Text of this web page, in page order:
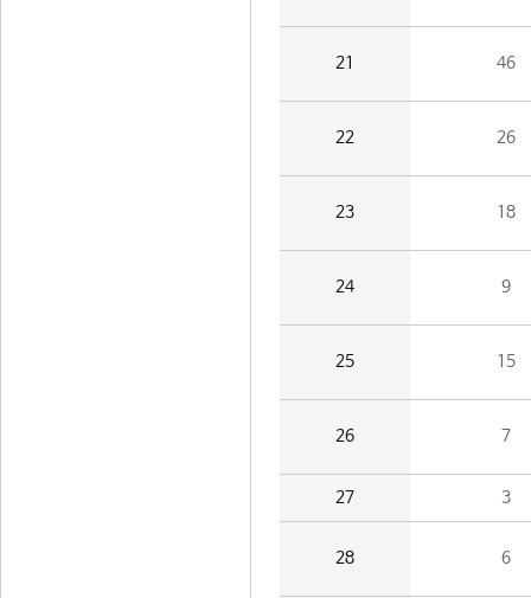
21 46
22 26
23 18
24 9
25 15
26 7
27 3
28 6